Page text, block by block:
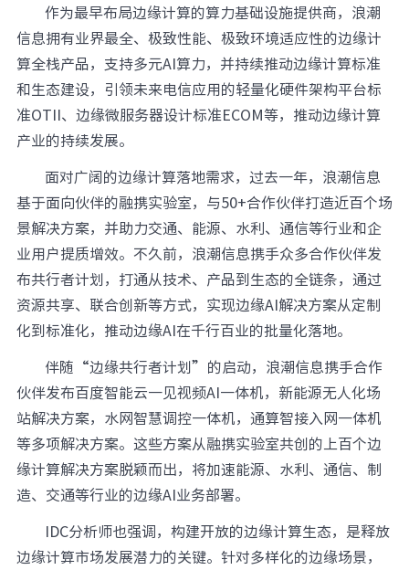
作为最早布局边缘计算的算力基础设施提供商，浪潮
信息拥有业界最全、极致性能、极致环境适应性的边缘计
算全栈产品，支持多元AI算力，并持续推动边缘计算标准
和生态建设，引领未来电信应用的轻量化硬件架构平台标
准OTII、边缘微服务器设计标准ECOM等，推动边缘计算
产业的持续发展。
面对广阔的边缘计算落地需求，过去一年，浪潮信息
基于面向伙伴的融携实验室，与50+合作伙伴打造近百个场
景解决方案，并助力交通、能源、水利、通信等行业和企
业用户提质增效。不久前，浪潮信息携手众多合作伙伴发
布共行者计划，打通从技术、产品到生态的全链条，通过
资源共享、联合创新等方式，实现边缘AI解决方案从定制
化到标准化，推动边缘AI在千行百业的批量化落地。
伴随“边缘共行者计划”的启动，浪潮信息携手合作
伙伴发布百度智能云一见视频AI一体机，新能源无人化场
站解决方案，水网智慧调控一体机，通算智接入网一体机
等多项解决方案。这些方案从融携实验室共创的上百个边
缘计算解决方案脱颖而出，将加速能源、水利、通信、制
造、交通等行业的边缘AI业务部署。
IDC分析师也强调，构建开放的边缘计算生态，是释放
边缘计算市场发展潜力的关键。针对多样化的边缘场景，